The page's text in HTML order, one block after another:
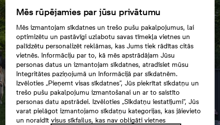
Mēs rūpējamies par jūsu privātumu
Mēs izmantojam sīkdatnes un trešo pušu pakalpojumus, lai
optimizētu un pastāvīgi uzlabotu savas tīmekļa vietnes un
palīdzētu personalizēt reklāmas, kas Jums tiek rādītas citās
vietnēs. Informāciju par to, kā mēs apstrādājam Jūsu
personas datus un izmantojam sīkdatnes, atradīsiet mūsu
Integritātes paziņojumā un Informācijā par sīkdatnēm.
Izvēloties „Pieņemt visas sīkdatnes”, Jūs piekrītat sīkdatņu un
trešo pušu pakalpojumu izmantošanai un ar to saistīto
personas datu apstrādei. Izvēloties „Sīkdatņu iestatījumi”, Jūs
varat pielāgot izmantojamo sīkdatņu kategorijas, kas jāievieto
un noraidīt visus sīkfailus, kas nav obligāti vietnes